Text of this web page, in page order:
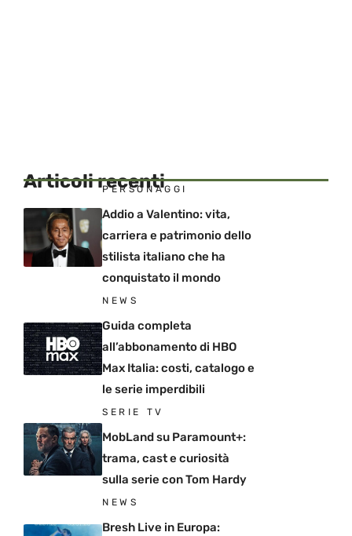
Articoli recenti
PERSONAGGI
Addio a Valentino: vita,
carriera e patrimonio dello
stilista italiano che ha
conquistato il mondo
NEWS
Guida completa
all’abbonamento di HBO
Max Italia: costi, catalogo e
le serie imperdibili
SERIE TV
MobLand su Paramount+:
trama, cast e curiosità
sulla serie con Tom Hardy
NEWS
Bresh Live in Europa: